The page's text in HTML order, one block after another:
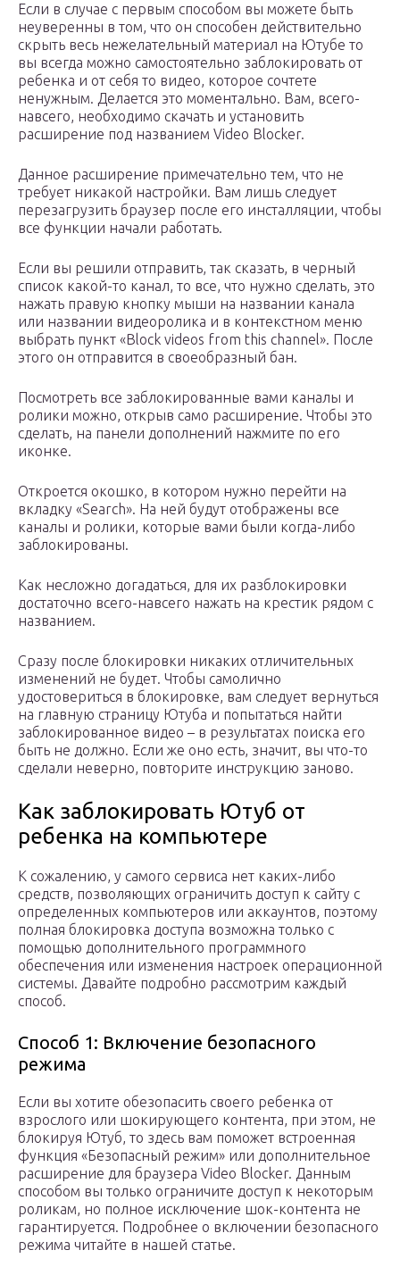
Если в случае с первым способом вы можете быть
неуверенны в том, что он способен действительно
скрыть весь нежелательный материал на Ютубе то
вы всегда можно самостоятельно заблокировать от
ребенка и от себя то видео, которое сочтете
ненужным. Делается это моментально. Вам, всего-
навсего, необходимо скачать и установить
расширение под названием Video Blocker.
Данное расширение примечательно тем, что не
требует никакой настройки. Вам лишь следует
перезагрузить браузер после его инсталляции, чтобы
все функции начали работать.
Если вы решили отправить, так сказать, в черный
список какой-то канал, то все, что нужно сделать, это
нажать правую кнопку мыши на названии канала
или названии видеоролика и в контекстном меню
выбрать пункт «Block videos from this channel». После
этого он отправится в своеобразный бан.
Посмотреть все заблокированные вами каналы и
ролики можно, открыв само расширение. Чтобы это
сделать, на панели дополнений нажмите по его
иконке.
Откроется окошко, в котором нужно перейти на
вкладку «Search». На ней будут отображены все
каналы и ролики, которые вами были когда-либо
заблокированы.
Как несложно догадаться, для их разблокировки
достаточно всего-навсего нажать на крестик рядом с
названием.
Сразу после блокировки никаких отличительных
изменений не будет. Чтобы самолично
удостовериться в блокировке, вам следует вернуться
на главную страницу Ютуба и попытаться найти
заблокированное видео – в результатах поиска его
быть не должно. Если же оно есть, значит, вы что-то
сделали неверно, повторите инструкцию заново.
Как заблокировать Ютуб от
ребенка на компьютере
К сожалению, у самого сервиса нет каких-либо
средств, позволяющих ограничить доступ к сайту с
определенных компьютеров или аккаунтов, поэтому
полная блокировка доступа возможна только с
помощью дополнительного программного
обеспечения или изменения настроек операционной
системы. Давайте подробно рассмотрим каждый
способ.
Способ 1: Включение безопасного
режима
Если вы хотите обезопасить своего ребенка от
взрослого или шокирующего контента, при этом, не
блокируя Ютуб, то здесь вам поможет встроенная
функция «Безопасный режим» или дополнительное
расширение для браузера Video Blocker. Данным
способом вы только ограничите доступ к некоторым
роликам, но полное исключение шок-контента не
гарантируется. Подробнее о включении безопасного
режима читайте в нашей статье.